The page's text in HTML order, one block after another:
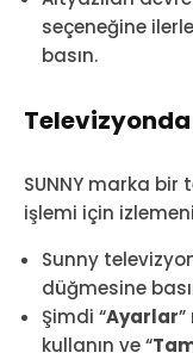
seçeneğine
basın.
Televizyonda
SUNNY marka
işlemi için
Sunny
düğmesine
Şimdi “Ayarlar
kullanın ve “